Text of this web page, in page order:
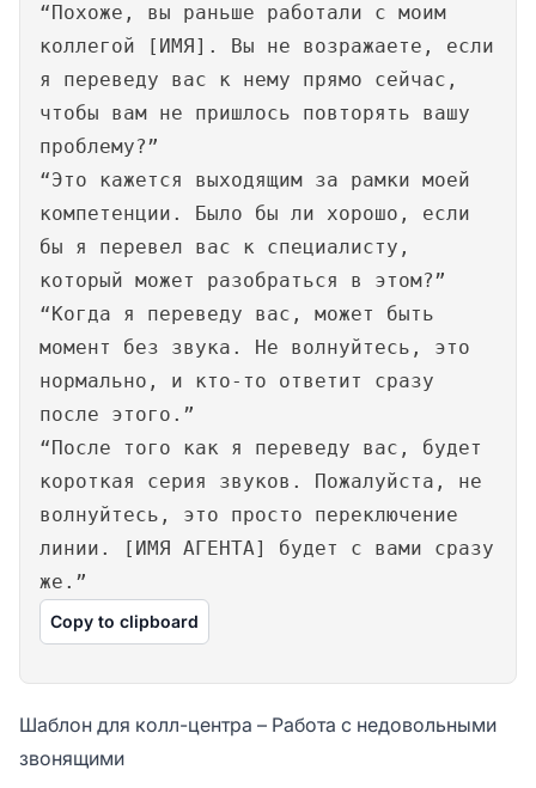
“Похоже, вы раньше работали с моим
коллегой [ИМЯ]. Вы не возражаете, если
я переведу вас к нему прямо сейчас,
чтобы вам не пришлось повторять вашу
проблему?”
“Это кажется выходящим за рамки моей
компетенции. Было бы ли хорошо, если
бы я перевел вас к специалисту,
который может разобраться в этом?”
“Когда я переведу вас, может быть
момент без звука. Не волнуйтесь, это
нормально, и кто-то ответит сразу
после этого.”
“После того как я переведу вас, будет
короткая серия звуков. Пожалуйста, не
волнуйтесь, это просто переключение
линии. [ИМЯ АГЕНТА] будет с вами сразу
же.”
Copy to clipboard
Шаблон для колл-центра – Работа с недовольными
звонящими